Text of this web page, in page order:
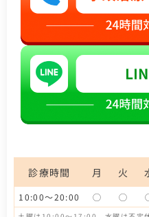
診療時間 月 火
10:00〜20:00 ◯ ◯